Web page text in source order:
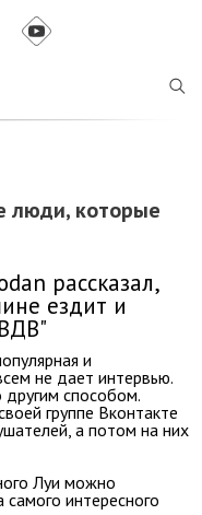
люди, которые
рассказал,
ездит и
и
не дает интервью.
другим способом.
группе Вконтакте
а потом на них
Луи можно
интересного